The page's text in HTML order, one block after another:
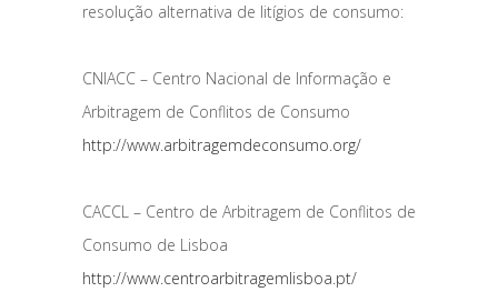
resolução alternativa de litígios de consumo:
CNIACC – Centro Nacional de Informação e
Arbitragem de Conflitos de Consumo
http://www.arbitragemdeconsumo.org/
CACCL – Centro de Arbitragem de Conflitos de
Consumo de Lisboa
http://www.centroarbitragemlisboa.pt/